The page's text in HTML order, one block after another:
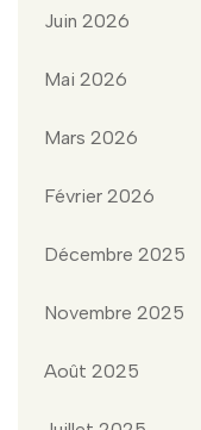
Juin 2026
Mai 2026
Mars 2026
Février 2026
Décembre 2025
Novembre 2025
Août 2025